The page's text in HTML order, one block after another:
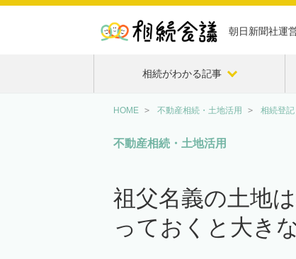
朝日新聞社運
相続がわかる記事
HOME 不動産相続・土地活用 相続登記
不動産相続・土地活用
祖父名義の土地
っておくと大き